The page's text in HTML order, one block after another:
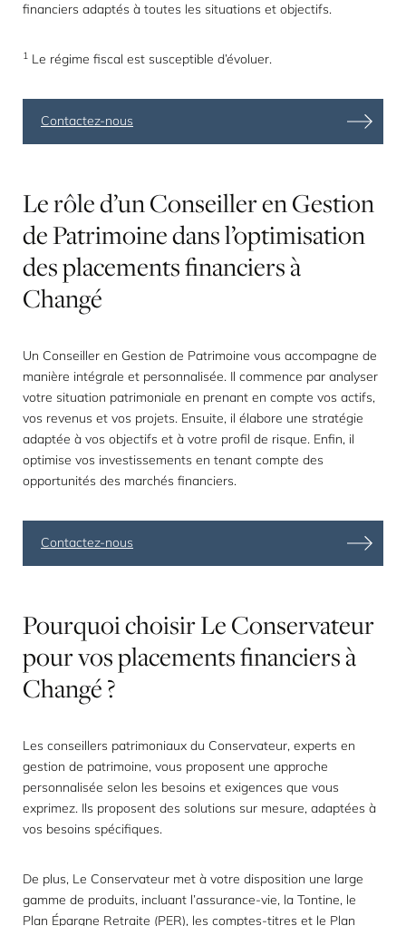
financiers adaptés à toutes les situations et objectifs.
1 Le régime fiscal est susceptible d’évoluer.
Contactez-nous
Lerôled’unConseillerenGestion
dePatrimoinedansl’optimisation
desplacementsfinanciersà
Changé
Un Conseiller en Gestion de Patrimoine vous accompagne de
manière intégrale et personnalisée. Il commence par analyser
votre situation patrimoniale en prenant en compte vos actifs,
vos revenus et vos projets. Ensuite, il élabore une stratégie
adaptée à vos objectifs et à votre profil de risque. Enfin, il
optimise vos investissements en tenant compte des
opportunités des marchés financiers.
Contactez-nous
PourquoichoisirLeConservateur
pourvosplacementsfinanciersà
Changé?
Les conseillers patrimoniaux du Conservateur, experts en
gestion de patrimoine, vous proposent une approche
personnalisée selon les besoins et exigences que vous
exprimez. Ils proposent des solutions sur mesure, adaptées à
vos besoins spécifiques.
De plus, Le Conservateur met à votre disposition une large
gamme de produits, incluant l’assurance-vie, la Tontine, le
Plan Épargne Retraite (PER), les comptes-titres et le Plan